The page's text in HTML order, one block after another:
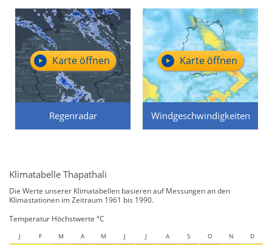
Regenradar
Karte öffnen
Windgeschwindigkeiten
Karte öffnen
Klimatabelle Thapathali
Die Werte unserer Klimatabellen basieren auf Messungen an den
Klimastationen im Zeitraum 1961 bis 1990.
Temperatur Höchstwerte °C
J F M A M J J A S O N D